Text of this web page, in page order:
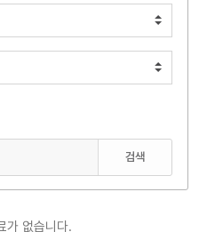
검색
가 없습니다.